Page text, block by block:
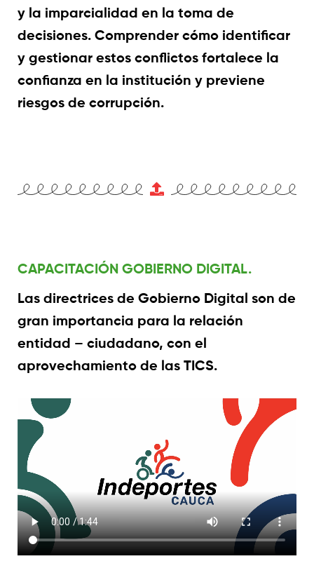
y la imparcialidad en la toma de
decisiones. Comprender cómo identificar
y gestionar estos conflictos fortalece la
confianza en la institución y previene
riesgos de corrupción.
CAPACITACIÓN GOBIERNO DIGITAL.
Las directrices de Gobierno Digital son de
gran importancia para la relación
entidad – ciudadano, con el
aprovechamiento de las TICS.